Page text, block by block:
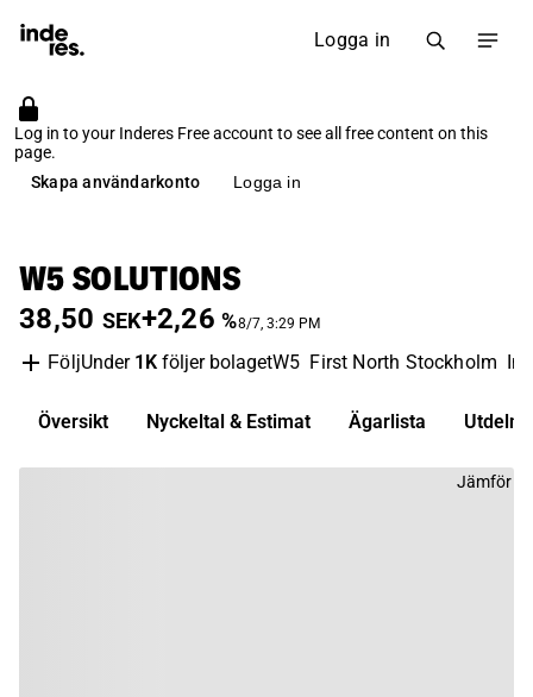
Logga in
Log in to your Inderes Free account to see all free content on this
page.
Skapa användarkonto
Logga in
W5 SOLUTIONS
38,50 SEK+2,26 %8/7, 3:29 PM
FöljUnder 1K följer bolagetW5 First North Stockholm
Översikt Nyckeltal & Estimat Ägarlista
Jämför